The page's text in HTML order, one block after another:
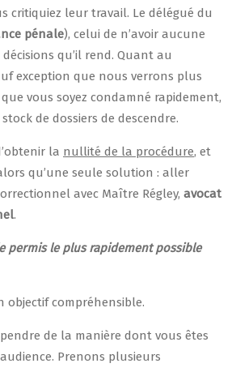
critiquiez leur travail. Le délégué du
pénale), celui de n’avoir aucune
qu’il rend. Quant au
exception que nous verrons plus
vous soyez condamné rapidement,
de dossiers de descendre.
la nullité de la procédure, et
qu’une seule solution : aller
avec Maître Régley, avocat
.
permis le plus rapidement possible
objectif compréhensible.
de la manière dont vous êtes
Prenons plusieurs